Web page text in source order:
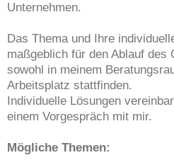
Unternehmen.
Das Thema und Ihre
maßgeblich für den Ablauf des
sowohl in meinem
Arbeitsplatz stattfinden.
Individuelle Lösungen
einem Vorgespräch mit mir.
Mögliche Themen: